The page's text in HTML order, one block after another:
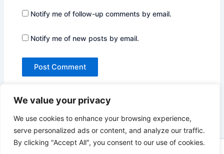
We value your privacy
We use cookies to enhance your browsing experience,
serve personalized ads or content, and analyze our traffic.
By clicking "Accept All", you consent to our use of cookies.
Notify me of follow-up comments by email.
Notify me of new posts by email.